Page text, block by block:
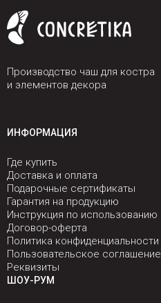
Производство чаш для костра
и элементов декора
ИНФОРМАЦИЯ
Где купить
Доставка и оплата
Подарочные сертификаты
Гарантия на продукцию
Инструкция по использованию
Договор-оферта
Политика конфиденциальности
Пользовательское соглашение
Реквизиты
ШОУ-РУМ